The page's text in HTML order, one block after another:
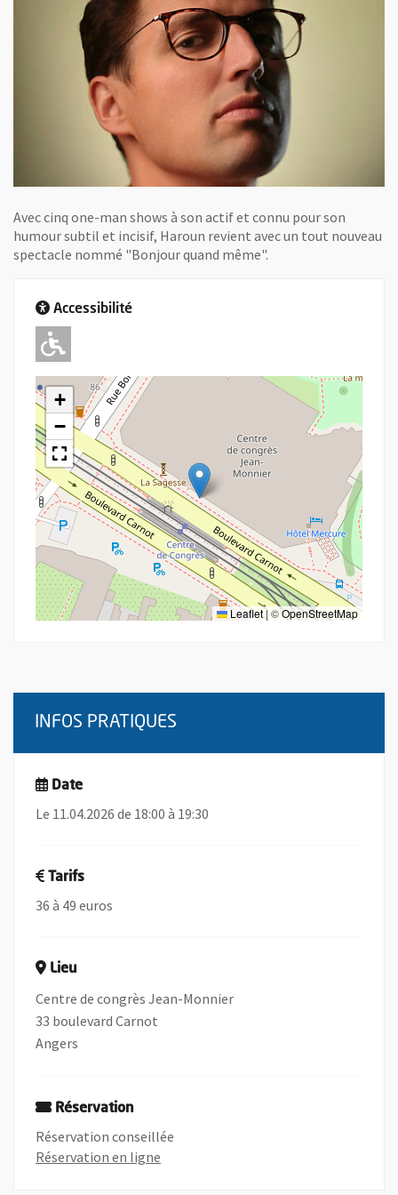
Avec cinq one-man shows à son actif et connu pour son
humour subtil et incisif, Haroun revient avec un tout nouveau
spectacle nommé "Bonjour quand même".
Accessibilité
Adapté pour l'handicap Moteur
+
−
Leaflet| ©OpenStreetMap
INFOS PRATIQUES
Date
Le 11.04.2026 de 18:00 à 19:30
Tarifs
36 à 49 euros
Lieu
Centre de congrès Jean-Monnier
33 boulevard Carnot
Angers
Réservation
Réservation conseillée
Réservation en ligne